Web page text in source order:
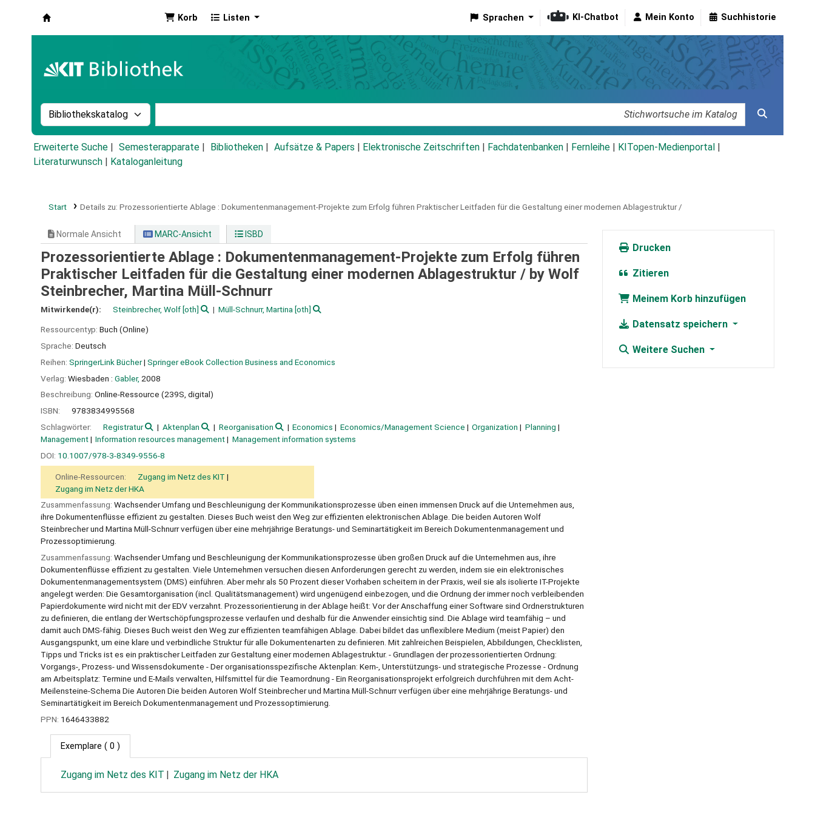
Korb Listen Sprachen KI-Chatbot Mein Konto Suchhistorie
Suche im Katalog nach:
Erweiterte Suche Semesterapparate Bibliotheken Aufsätze & Papers Elektronische Zeitschriften Fachdatenbanken Fernleihe KITopen-Medienportal
Literaturwunsch
Kataloganleitung
Start Details zu: Prozessorientierte Ablage : Dokumentenmanagement-Projekte zum Erfolg führen Praktischer Leitfaden für die Gestaltung einer modernen Ablagestruktur /
Normale Ansicht MARC-Ansicht ISBD
Prozessorientierte Ablage : Dokumentenmanagement-Projekte zum Erfolg führen
Praktischer Leitfaden für die Gestaltung einer modernen Ablagestruktur / by Wolf
Steinbrecher, Martina Müll-Schnurr
Mitwirkende(r): Steinbrecher, Wolf [oth] Müll-Schnurr, Martina[oth]
Ressourcentyp: Buch (Online)
Sprache: Deutsch
Reihen: SpringerLink Bücher| Springer eBook Collection Business and Economics
Verlag: Wiesbaden : Gabler, 2008
Beschreibung: Online-Ressource (239S, digital)
ISBN:
9783834995568
Schlagwörter:
Registratur Aktenplan Reorganisation Economics Economics/Management Science Organization
Planning
Management
Information resources management
Management information systems
DOI: 10.1007/978-3-8349-9556-8
Online-Ressourcen:
Zugang im Netz des KIT
Zugang im Netz der HKA
Zusammenfassung: Wachsender Umfang und Beschleunigung der Kommunikationsprozesse üben einen immensen Druck auf die Unternehmen aus,
ihre Dokumentenflüsse effizient zu gestalten. Dieses Buch weist den Weg zur effizienten elektronischen Ablage. Die beiden Autoren Wolf
Steinbrecher und Martina Müll-Schnurr verfügen über eine mehrjährige Beratungs- und Seminartätigkeit im Bereich Dokumentenmanagement und
Prozessoptimierung.
Zusammenfassung: Wachsender Umfang und Beschleunigung der Kommunikationsprozesse üben großen Druck auf die Unternehmen aus, ihre
Dokumentenflüsse effizient zu gestalten. Viele Unternehmen versuchen diesen Anforderungen gerecht zu werden, indem sie ein elektronisches
Dokumentenmanagementsystem (DMS) einführen. Aber mehr als 50 Prozent dieser Vorhaben scheitern in der Praxis, weil sie als isolierte IT-Projekte
angelegt werden: Die Gesamtorganisation (incl. Qualitätsmanagement) wird ungenügend einbezogen, und die Ordnung der immer noch verbleibenden
Papierdokumente wird nicht mit der EDV verzahnt. Prozessorientierung in der Ablage heißt: Vor der Anschaffung einer Software sind Ordnerstrukturen
zu definieren, die entlang der Wertschöpfungsprozesse verlaufen und deshalb für die Anwender einsichtig sind. Die Ablage wird teamfähig – und
damit auch DMS-fähig. Dieses Buch weist den Weg zur effizienten teamfähigen Ablage. Dabei bildet das unflexiblere Medium (meist Papier) den
Ausgangspunkt, um eine klare und verbindliche Struktur für alle Dokumentenarten zu definieren. Mit zahlreichen Beispielen, Abbildungen, Checklisten,
Tipps und Tricks ist es ein praktischer Leitfaden zur Gestaltung einer modernen Ablagestruktur. - Grundlagen der prozessorientierten Ordnung:
Vorgangs-, Prozess- und Wissensdokumente - Der organisationsspezifische Aktenplan: Kern-, Unterstützungs- und strategische Prozesse - Ordnung
am Arbeitsplatz: Termine und E-Mails verwalten, Hilfsmittel für die Teamordnung - Ein Reorganisationsprojekt erfolgreich durchführen mit dem Acht-
Meilensteine-Schema Die Autoren Die beiden Autoren Wolf Steinbrecher und Martina Müll-Schnurr verfügen über eine mehrjährige Beratungs- und
Seminartätigkeit im Bereich Dokumentenmanagement und Prozessoptimierung.
PPN: 1646433882
Exemplare ( 0 )
Zugang im Netz des KIT Zugang im Netz der HKA
Drucken
Zitieren
Meinem Korb hinzufügen
Datensatz speichern
Weitere Suchen